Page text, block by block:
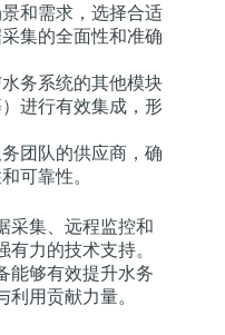
和需求，选择合适
集的全面性和准确
务系统的其他模块
进行有效集成，形
团队的供应商，确
可靠性。
采集、远程监控和
力的技术支持。
能够有效提升水务
用贡献力量。